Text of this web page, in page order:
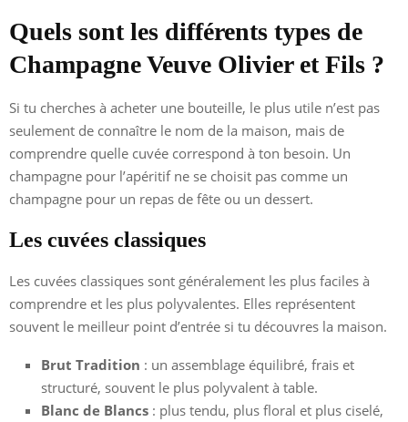
Quels sont les différents types de
Champagne Veuve Olivier et Fils ?
Si tu cherches à acheter une bouteille, le plus utile n’est pas
seulement de connaître le nom de la maison, mais de
comprendre quelle cuvée correspond à ton besoin. Un
champagne pour l’apéritif ne se choisit pas comme un
champagne pour un repas de fête ou un dessert.
Les cuvées classiques
Les cuvées classiques sont généralement les plus faciles à
comprendre et les plus polyvalentes. Elles représentent
souvent le meilleur point d’entrée si tu découvres la maison.
Brut Tradition : un assemblage équilibré, frais et
structuré, souvent le plus polyvalent à table.
Blanc de Blancs : plus tendu, plus floral et plus ciselé,